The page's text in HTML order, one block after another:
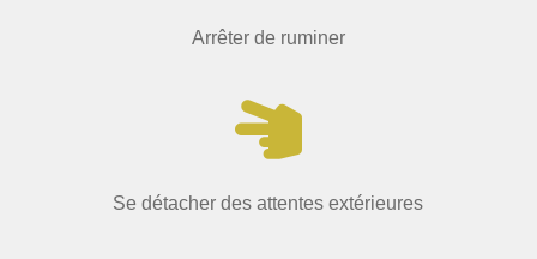
Arrêter de ruminer

Se détacher des attentes extérieures